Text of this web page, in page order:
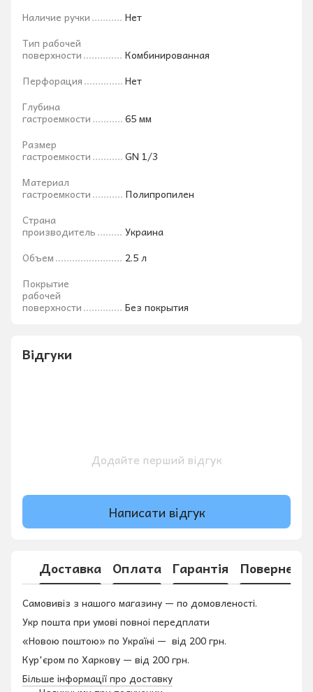
Наличие ручки
Нет
Тип рабочей
поверхности
Комбинированная
Перфорация
Нет
Глубина
гастроемкости
65 мм
Размер
гастроемкости
GN 1/3
Материал
гастроемкости
Полипропилен
Страна
производитель
Украина
Объем
2.5 л
Покрытие
рабочей
поверхности Без покрытия
Відгуки
Додайте перший відгук
Написати відгук
Доставка Оплата Гарантія
Самовивіз з нашого магазину — по домовленості.
Укр пошта при умові повноі передплати
«Новою поштою» по Україні — від 200 грн.
Кур'єром по Харкову — від 200 грн.
Більше інформації про доставку